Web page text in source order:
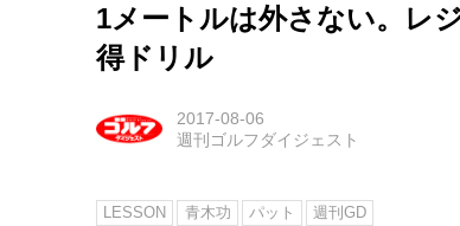
1メートルは外さない。レ
得ドリル
2017-08-06
週刊ゴルフダイジェスト
LESSON 青木功 パット 週刊GD